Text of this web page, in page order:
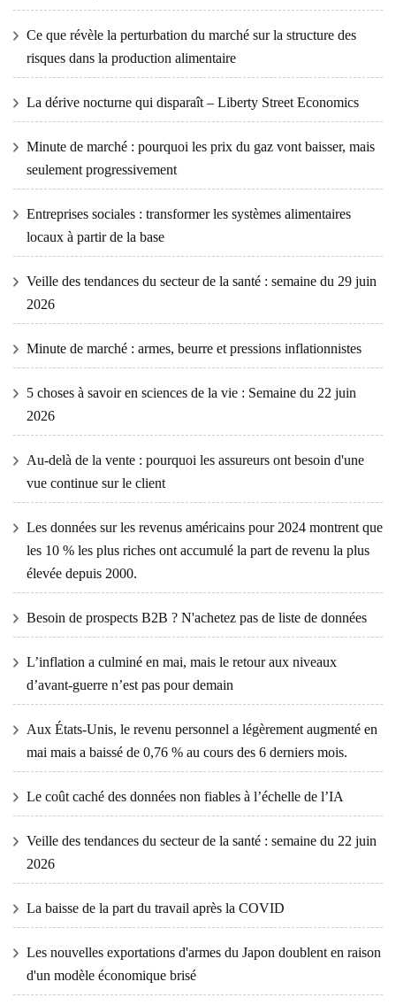
Ce que révèle la perturbation du marché sur la structure des
risques dans la production alimentaire
La dérive nocturne qui disparaît – Liberty Street Economics
Minute de marché : pourquoi les prix du gaz vont baisser, mais
seulement progressivement
Entreprises sociales : transformer les systèmes alimentaires
locaux à partir de la base
Veille des tendances du secteur de la santé : semaine du 29 juin
2026
Minute de marché : armes, beurre et pressions inflationnistes
5 choses à savoir en sciences de la vie : Semaine du 22 juin
2026
Au-delà de la vente : pourquoi les assureurs ont besoin d'une
vue continue sur le client
Les données sur les revenus américains pour 2024 montrent que
les 10 % les plus riches ont accumulé la part de revenu la plus
élevée depuis 2000.
Besoin de prospects B2B ? N'achetez pas de liste de données
L’inflation a culminé en mai, mais le retour aux niveaux
d’avant-guerre n’est pas pour demain
Aux États-Unis, le revenu personnel a légèrement augmenté en
mai mais a baissé de 0,76 % au cours des 6 derniers mois.
Le coût caché des données non fiables à l’échelle de l’IA
Veille des tendances du secteur de la santé : semaine du 22 juin
2026
La baisse de la part du travail après la COVID
Les nouvelles exportations d'armes du Japon doublent en raison
d'un modèle économique brisé